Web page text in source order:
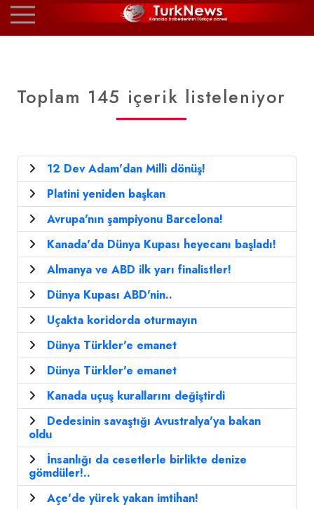
Toplam 145 içerik listeleniyor
12 Dev Adam'dan Milli dönüş!
Platini yeniden başkan
Avrupa'nın şampiyonu Barcelona!
Kanada'da Dünya Kupası heyecanı başladı!
Almanya ve ABD ilk yarı finalistler!
Dünya Kupası ABD'nin..
Uçakta koridorda oturmayın
Dünya Türkler'e emanet
Dünya Türkler'e emanet
Kanada uçuş kurallarını değiştirdi
Dedesinin savaştığı Avustralya'ya bakan
oldu
İnsanlığı da cesetlerle birlikte denize
gömdüler!..
Açe'de yürek yakan imtihan!